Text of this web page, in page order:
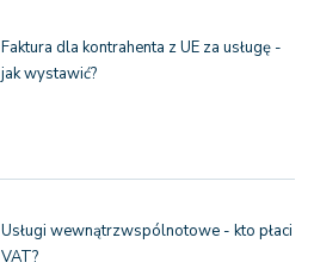
Faktura dla kontrahenta z UE za usługę -
jak wystawić?
Usługi wewnątrzwspólnotowe - kto płaci
VAT?